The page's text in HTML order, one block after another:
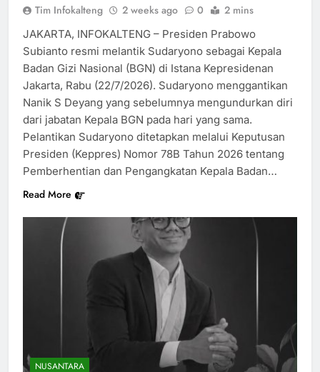
Tim Infokalteng 2 weeks ago 0 2 mins
JAKARTA, INFOKALTENG – Presiden Prabowo
Subianto resmi melantik Sudaryono sebagai Kepala
Badan Gizi Nasional (BGN) di Istana Kepresidenan
Jakarta, Rabu (22/7/2026). Sudaryono menggantikan
Nanik S Deyang yang sebelumnya mengundurkan diri
dari jabatan Kepala BGN pada hari yang sama.
Pelantikan Sudaryono ditetapkan melalui Keputusan
Presiden (Keppres) Nomor 78B Tahun 2026 tentang
Pemberhentian dan Pengangkatan Kepala Badan…
Read More
NUSANTARA